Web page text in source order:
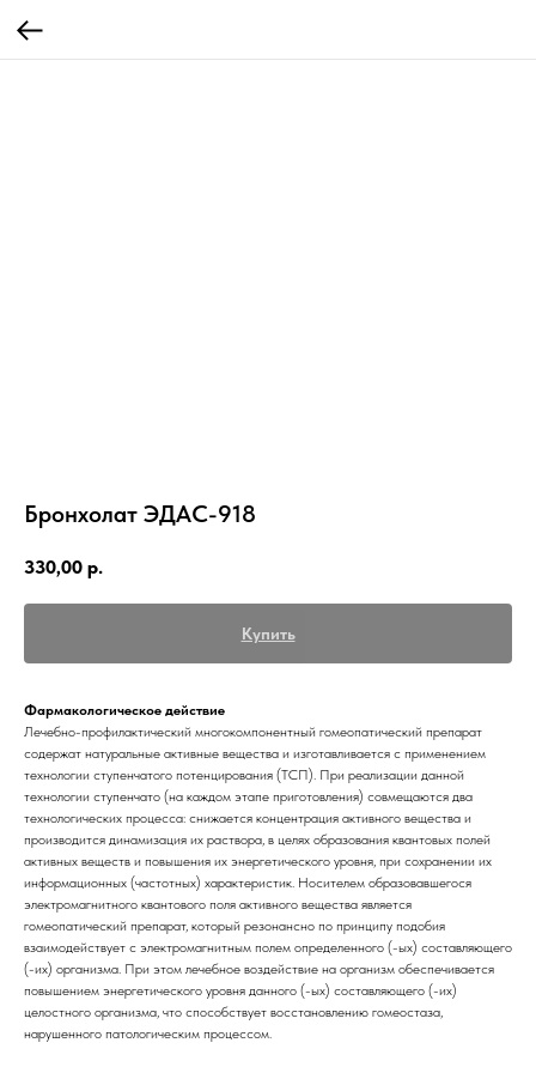
Бронхолат ЭДАС-918
330,00 р.
Купить
Фармакологическое действие
Лечебно-профилактический многокомпонентный гомеопатический препарат
содержат натуральные активные вещества и изготавливается с применением
технологии ступенчатого потенцирования (ТСП). При реализации данной
технологии ступенчато (на каждом этапе приготовления) совмещаются два
технологических процесса: снижается концентрация активного вещества и
производится динамизация их раствора, в целях образования квантовых полей
активных веществ и повышения их энергетического уровня, при сохранении их
информационных (частотных) характеристик. Носителем образовавшегося
электромагнитного квантового поля активного вещества является
гомеопатический препарат, который резонансно по принципу подобия
взаимодействует с электромагнитным полем определенного (-ых) составляющего
(-их) организма. При этом лечебное воздействие на организм обеспечивается
повышением энергетического уровня данного (-ых) составляющего (-их)
целостного организма, что способствует восстановлению гомеостаза,
нарушенного патологическим процессом.